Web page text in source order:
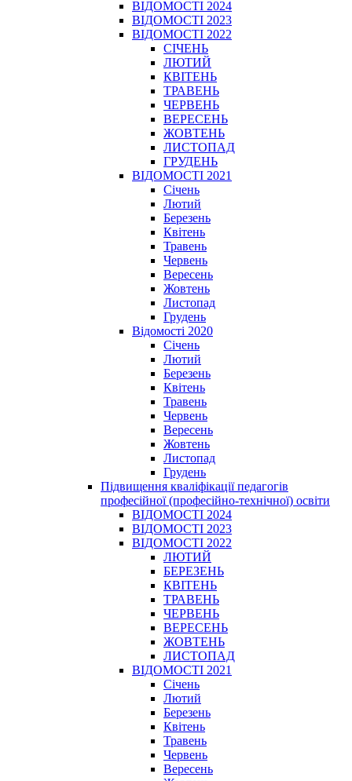
ВІДОМОСТІ 2024
ВІДОМОСТІ 2023
ВІДОМОСТІ 2022
СІЧЕНЬ
ЛЮТИЙ
КВІТЕНЬ
ТРАВЕНЬ
ЧЕРВЕНЬ
ВЕРЕСЕНЬ
ЖОВТЕНЬ
ЛИСТОПАД
ГРУДЕНЬ
ВІДОМОСТІ 2021
Січень
Лютий
Березень
Квітень
Травень
Червень
Вересень
Жовтень
Листопад
Грудень
Відомості 2020
Січень
Лютий
Березень
Квітень
Травень
Червень
Вересень
Жовтень
Листопад
Грудень
Підвищення кваліфікації педагогів
професійної (професійно-технічної) освіти
ВІДОМОСТІ 2024
ВІДОМОСТІ 2023
ВІДОМОСТІ 2022
ЛЮТИЙ
БЕРЕЗЕНЬ
КВІТЕНЬ
ТРАВЕНЬ
ЧЕРВЕНЬ
ВЕРЕСЕНЬ
ЖОВТЕНЬ
ЛИСТОПАД
ВІДОМОСТІ 2021
Січень
Лютий
Березень
Квітень
Травень
Червень
Вересень